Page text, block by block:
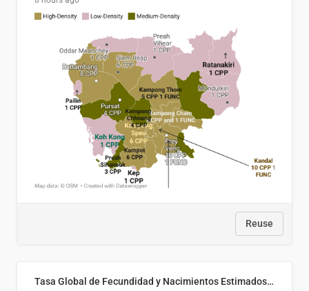
Reuse
Tasa Global de Fecundidad y Nacimientos Estimados Según Decil de Ingreso Familiar. El Salvador, 2025